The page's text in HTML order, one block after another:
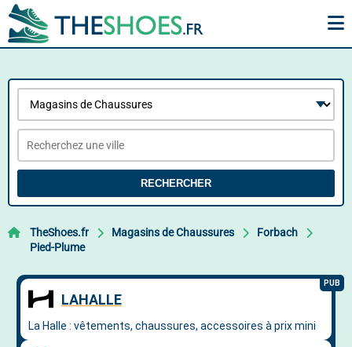
RECHERCHER
TheShoes.fr Magasins de Chaussures
Forbach
Pied-Plume